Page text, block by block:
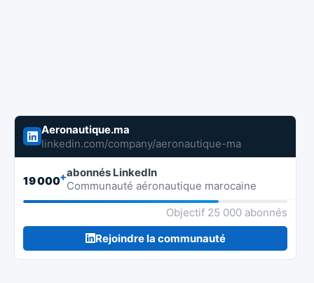
Aeronautique.ma
linkedin.com/company/aeronautique-ma
19 000+abonnés LinkedIn
Communauté aéronautique marocaine
Objectif 25 000 abonnés
Rejoindre la communauté